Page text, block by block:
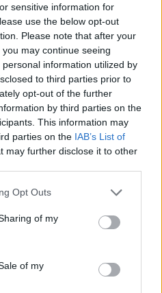
sensitive information for
use the below opt-out
Please note that after your
may continue seeing
information utilized by
to third parties prior to
opt-out of the further
by third parties on the
This information may
parties on the IAB’s List of
may further disclose it to other
Opt Outs
of my
of my
4 6 le 17 juillet 2019 à
TWICE
is Love ? [Ep], Summer
Vidéos
musical :
MP3 sur
MP3 ou trouver le CD sur